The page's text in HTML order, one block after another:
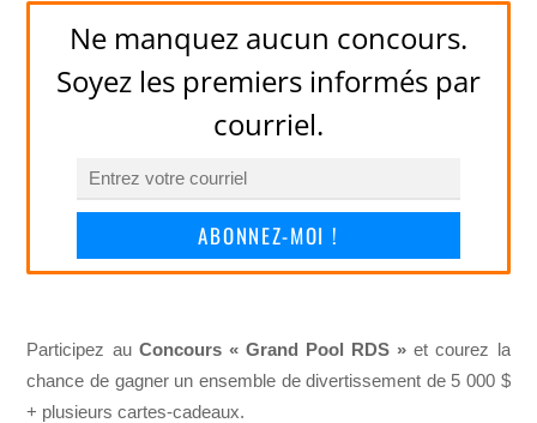
Ne manquez aucun concours.
Soyez les premiers informés par
courriel.
ABONNEZ-MOI !
Participez au Concours « Grand Pool RDS » et courez la
chance de gagner un ensemble de divertissement de 5 000 $
+ plusieurs cartes-cadeaux.